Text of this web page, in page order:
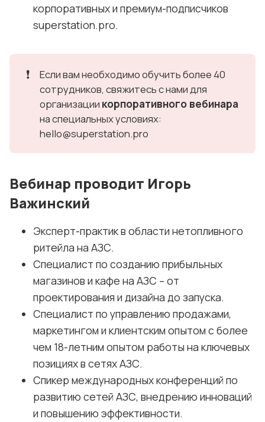
Внедрение дополнительных сервисов
и продуктов для улучшения
Продвижение фаст-фуда и ритейл-
продуктов: как увеличить продажи и
повысить удовлетворённость
клиентов.
Развитие лидерских качеств и навыков
управления командами для достижения
Мотивация сотрудников: как создать
вовлечённую и продуктивную команду.
Коммерческое мышление: рост
продаж, развитие магазинов и кафе на
АЗС как точек дополнительного
дохода.
Современные инструменты
управления и контроля для повышения
операционной эффективности.
Разборы кейсов
корпоративных и премиум-подписчиков
superstation.pro.
❗
Если вам необходимо обучить более 40
сотрудников, свяжитесь с нами для
организации корпоративного вебинара
на специальных условиях:
hello@superstation.pro
Вебинар проводит Игорь
Важинский
Эксперт-практик в области нетопливного
ритейла на АЗС.
Специалист по созданию прибыльных
магазинов и кафе на АЗС – от
проектирования и дизайна до запуска.
Специалист по управлению продажами,
маркетингом и клиентским опытом с более
чем 18-летним опытом работы на ключевых
позициях в сетях АЗС.
Спикер международных конференций по
развитию сетей АЗС, внедрению инноваций
и повышению эффективности.